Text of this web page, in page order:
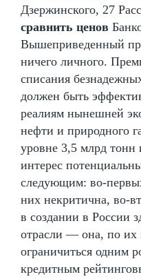
Дзержинского, 27
сравнить ценов
Вышеприведенный
ничего личного.
списания
должен быть
реалиям нынешней
нефти и природного
уровне 3,5 млрд
интерес
следующим: во-
них некритична, во-
в создании в России
отрасли — она, по
ограничиться одним
кредитным